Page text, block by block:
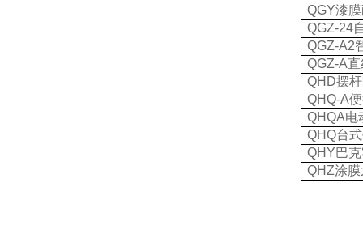
QGY漆
QGZ-24
QGZ-A2
QGZ-A
QHD摆
QHQ-A
QHQA电
QHQ台
QHY巴
QHZ涂